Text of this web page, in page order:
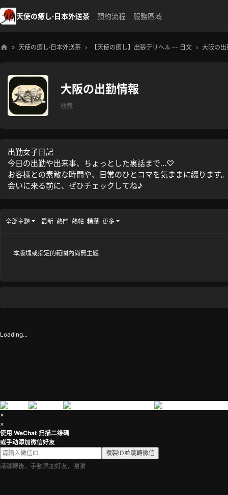
天使の癒し·日本外送茶 預約流程 服務區域
使
本
外
送
» 天使の癒し·日本外送茶 › 【天使の癒し】出張デリヘル -- 日文 › 大阪の出
大阪の出勤情報
收藏
出勤女子日記
今日の出勤や出来事、ちょっとした裏話まで…♡
お客様との素敵な時間や、日常のひとコマを気ままに綴ります。
会いに来る前に、ぜひチェックしてね♪
全部主題 最新 熱門 熱帖 精華 更多
本版塊或指定的範圍內尚無主題
Loading...
×
×
使用 WeChat 扫描二维碼
或手动添加微信好友
複製ID並跳轉微信
請跳轉後，手動添加好友，謝謝